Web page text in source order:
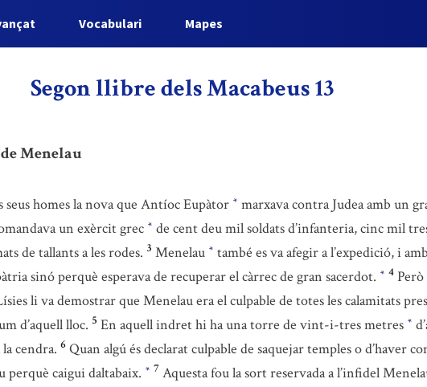
Vocabulari Mapes
Segon llibre dels Macabeus 13
Menelau
seus homes la nova que Antíoc Eupàtor * marxava contra Judea amb un
un exèrcit grec * de cent deu mil soldats d’infanteria, cinc mil
de tallants a les rodes. 3 Menelau * també es va afegir a l’expedició, i
sinó perquè esperava de recuperar el càrrec de gran sacerdot. * 4
li va demostrar que Menelau era el culpable de totes les calamitats
d’aquell lloc. 5 En aquell indret hi ha una torre de vint-i-tres metres *
cendra. 6 Quan algú és declarat culpable de saquejar temples o d’haver
perquè caigui daltabaix. * 7 Aquesta fou la sort reservada a l’infidel